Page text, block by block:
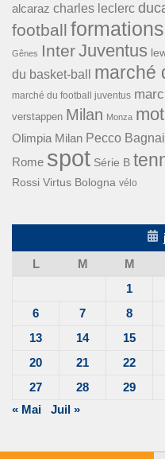
alcaraz charles leclerc
football
Gênes InterJuventus
du basket-ball
marché
marché du football juventus
verstappen Milan Monza
Olimpia Milan Pecco
Rome spot Série B
Rossi Virtus Bologna vélo
L
M M
1
6
7 8
13
14 15
20
21 22
27
28 29
« Mai
Juil »